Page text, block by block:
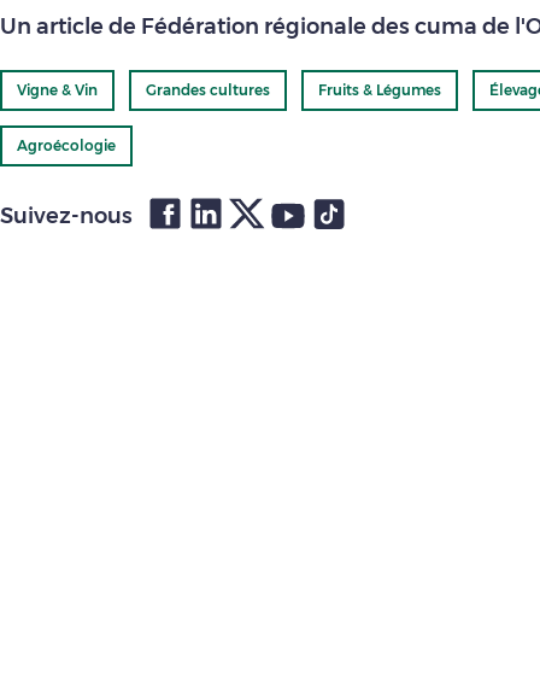
Un article de Fédération régionale des cuma de
Vigne & Vin Grandes cultures Fruits & Légumes
Agroécologie
Suivez-nous